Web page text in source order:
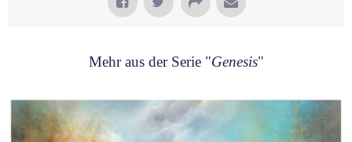
Mehr aus der Serie "Genesis"